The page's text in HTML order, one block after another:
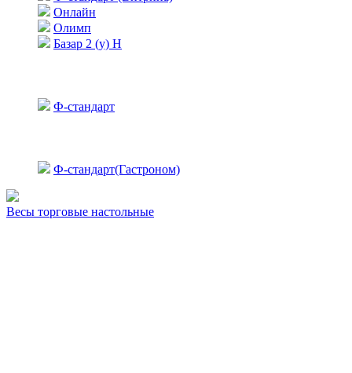
Онлайн
Олимп
Базар 2 (у) Н
Ф-стандарт
Ф-стандарт(Гастроном)
Весы торговые настольные